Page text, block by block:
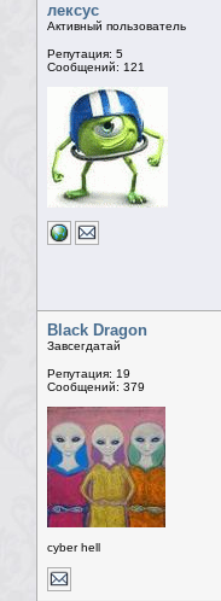
лексус
Активный пользователь
Репутация: 5
Сообщений: 121
Black Dragon
Завсегдатай
Репутация: 19
Сообщений: 379
cyber hell